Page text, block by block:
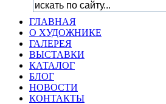
ГЛАВНАЯ
О ХУДОЖНИКЕ
ГАЛЕРЕЯ
ВЫСТАВКИ
КАТАЛОГ
БЛОГ
НОВОСТИ
КОНТАКТЫ